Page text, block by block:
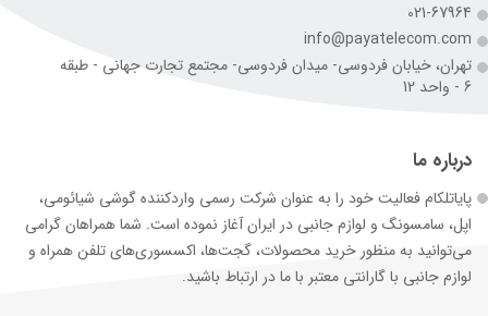
021-67964
info@payatelecom.com
تهران، خیابان فردوسی- میدان فردوسی- مجتمع تجارت جهانی - طبقه
6 - واحد 12
درباره ما
پایاتلکام فعالیت خود را به عنوان شرکت رسمی وارد‌کننده گوشی شیائومی،
اپل، سامسونگ و لوازم جانبی در ایران آغاز نموده است. شما همراهان گرامی
می‌توانید به منظور خرید محصولات، گجت‌ها، اکسسوری‌های تلفن همراه و
لوازم جانبی با گارانتی معتبر با ما در ارتباط باشید.